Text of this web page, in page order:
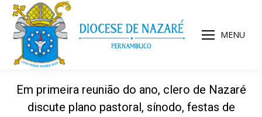
MENU
Em primeira reunião do ano, clero de Nazaré
discute plano pastoral, sínodo, festas de